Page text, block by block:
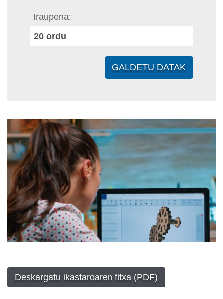
Iraupena
20 ordu
GALDETU DATAK
Deskargatu ikastaroaren fitxa (PDF)